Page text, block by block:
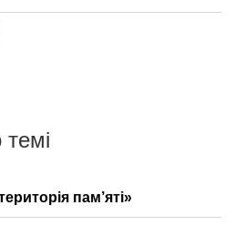
пам’яті»